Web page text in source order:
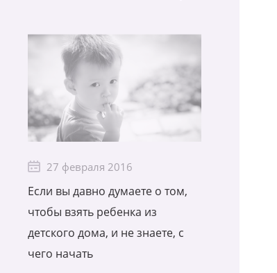
27 февраля 2016
Если вы давно думаете о том,
чтобы взять ребенка из
детского дома, и не знаете, с
чего начать